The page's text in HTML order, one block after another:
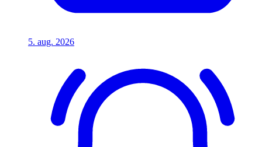
5. aug. 2026